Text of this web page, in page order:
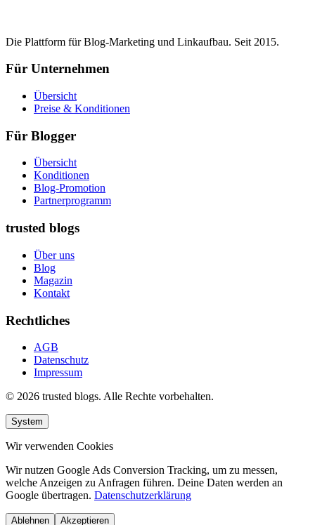
Die Plattform für Blog-Marketing und Linkaufbau. Seit 2015.
Für Unternehmen
Übersicht
Preise & Konditionen
Für Blogger
Übersicht
Konditionen
Blog-Promotion
Partnerprogramm
trusted blogs
Über uns
Blog
Magazin
Kontakt
Rechtliches
AGB
Datenschutz
Impressum
© 2026 trusted blogs. Alle Rechte vorbehalten.
System
Wir verwenden Cookies
Wir nutzen Google Ads Conversion Tracking, um zu messen,
welche Anzeigen zu Anfragen führen. Deine Daten werden an
Google übertragen. Datenschutzerklärung
Ablehnen Akzeptieren